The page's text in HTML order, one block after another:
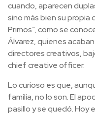
cuando, aparecen
sino más bien su propia
Primos”, como se
Álvarez, quienes
directores creativos,
chief creative officer.
Lo curioso es que,
familia, no lo son. El
pasillo y se quedó. Hoy